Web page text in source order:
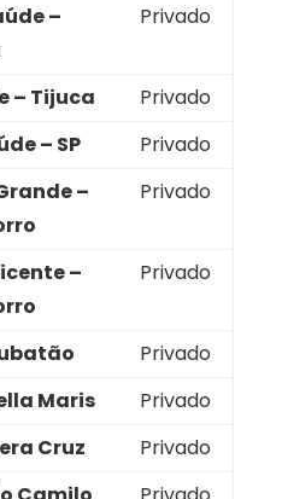
–
Privado
– Tijuca
Privado
– SP
Privado
–
Privado
–
Privado
Privado
Maris
Privado
Cruz
Privado